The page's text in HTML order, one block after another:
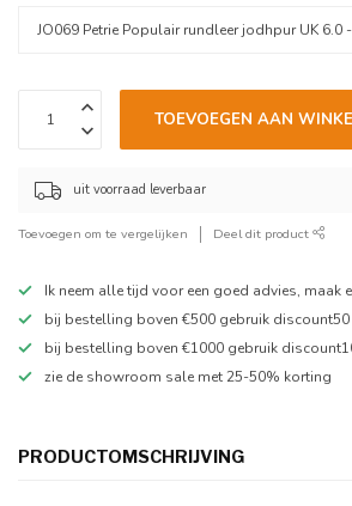
TOEVOEGEN AAN
uit voorraad leverbaar
Toevoegen om te vergelijken Deel dit product
Ik neem alle tijd voor een goed advies, maak
bij bestelling boven €500 gebruik discount50
bij bestelling boven €1000 gebruik
zie de showroom sale met 25-50% korting
PRODUCTOMSCHRIJVING